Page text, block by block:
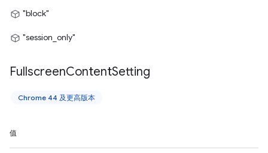
"block"
"session_only"
FullscreenContentSetting
Chrome 44 及更高版本
值